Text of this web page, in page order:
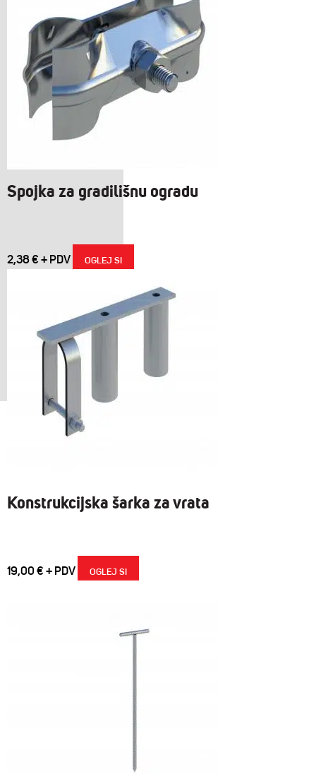
Spojka za gradilišnu ogradu
2,38€ OGLEJ SI
Konstrukcijska šarka za vrata
19,00 € OGLEJ SI